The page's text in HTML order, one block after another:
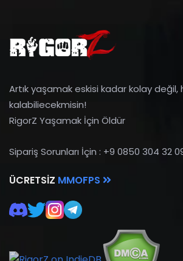
Artık yaşamak eskisi kadar kolay
kalabiliecekmisin!
RigorZ Yaşamak İçin Öldür
Sipariş Sorunları İçin : +9 0850 304 32
ÜCRETSIZ MMOFPS